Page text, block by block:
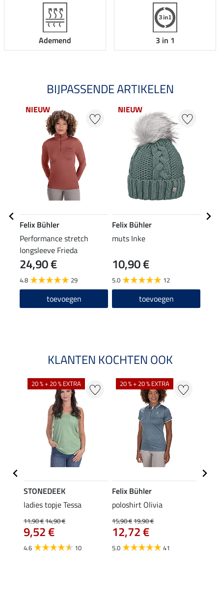
Ademend 3 in 1
BIJPASSENDE ARTIKELEN
NIEUW
Felix Bühler
Performance stretch
longsleeve Frieda
24,90 €
4.8 29
toevoegen
NIEUW
Felix Bühler
muts Inke
10,90 €
5.0 12
toevoegen
KLANTEN KOCHTEN OOK
20 % + 20 % EXTRA
STONEDEEK
ladies topje Tessa
11,90 €14,90 €
9,52 €
4.6 10
20 % + 20 % EXTRA
Felix Bühler
poloshirt Olivia
15,90 €19,90 €
12,72 €
5.0 41